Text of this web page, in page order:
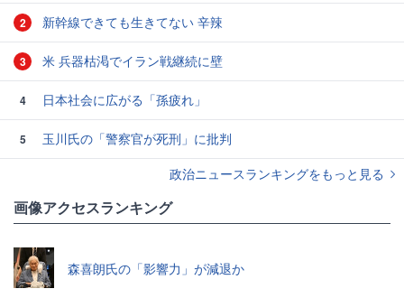
2 新幹線できても生きてない 辛辣
3 米 兵器枯渇でイラン戦継続に壁
4 日本社会に広がる「孫疲れ」
5
玉川氏の「警察官が死刑」に批判
政治ニュースランキングをもっと見る
画像アクセスランキング
森喜朗氏の「影響力」が減退か